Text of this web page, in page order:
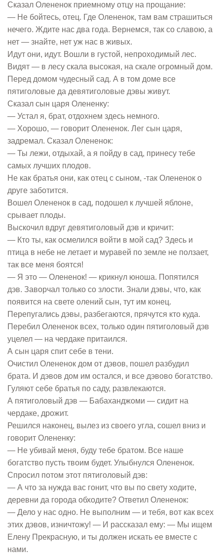
Сказал Олененок приемному отцу на прощание:
— Не бойтесь, отец. Где Олененок, там вам страшиться
нечего. Ждите нас два года. Вернемся, так со славою, а
нет — знайте, нет уж нас в живых.
Идут они, идут. Вошли в густой, непроходимый лес.
Видят — в лесу скала высокая, на скале огромный дом.
Перед домом чудесный сад. А в том доме все
пятиголовые да девятиголовые дэвы живут.
Сказал сын царя Олененку:
— Устал я, брат, отдохнем здесь немного.
— Хорошо, — говорит Олененок. Лег сын царя,
задремал. Сказал Олененок:
— Ты лежи, отдыхай, а я пойду в сад, принесу тебе
самых лучших плодов.
Не как братья они, как отец с сыном, -так Олененок о
друге заботится.
Вошел Олененок в сад, подошел к лучшей яблоне,
срывает плоды.
Выскочил вдруг девятиголовый дэв и кричит:
— Кто ты, как осмелился войти в мой сад? Здесь и
птица в небе не летает и муравей по земле не ползает,
так все меня боятся!
— Я это — Олененок! — крикнул юноша. Попятился
дэв. Заворчал только со злости. Знали дэвы, что, как
появится на свете олений сын, тут им конец.
Перепугались дэвы, разбегаются, прячутся кто куда.
Перебил Олененок всех, только один пятиголовый дэв
уцелел — на чердаке притаился.
А сын царя спит себе в тени.
Очистил Олененок дом от дэвов, пошел разбудил
брата. И дэвов дом им остался, и все дэвово богатство.
Гуляют себе братья по саду, развлекаются.
А пятиголовый дэв — Бабаханджоми — сидит на
чердаке, дрожит.
Решился наконец, вылез из своего угла, сошел вниз и
говорит Олененку:
— Не убивай меня, буду тебе братом. Все наше
богатство пусть твоим будет. Улыбнулся Олененок.
Спросил потом этот пятиголовый дэв:
— А что за нужда вас гонит, что вы по свету ходите,
деревни да города обходите? Ответил Олененок:
— Дело у нас одно. Не выполним — и тебя, вот как всех
этих дэвов, изничтожу! — И рассказал ему: — Мы ищем
Елену Прекрасную, и ты должен искать ее вместе с
нами.